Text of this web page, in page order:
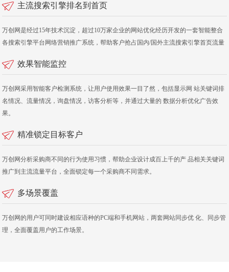
主流搜索引擎排名到首页
万创网是经过15年技术沉淀，超过10万家企业的网站优化经历开发的一套智能整合
各搜索引擎平台网络营销推广系统，帮助客户抢占国内/国外主流搜索引擎首页流量
效果智能监控
万创网采用智能客户检测系统，让用户使用效果一目了然，包括显示网 站关键词排
名情况、流量情况，询盘情况，访客分析等，并通过大量的 数据分析优化广告效
果。
精准锁定目标客户
万创网分析采购商不同的行为使用习惯，帮助企业设计成百上千的产 品相关关键词
推广到主流流量平台，全面锁定每一个采购商不同需求。
多场景覆盖
万创网的用户可同时建设相应语种的PC端和手机网站，两套网站同步优 化、同步管
理，全面覆盖用户的工作场景。